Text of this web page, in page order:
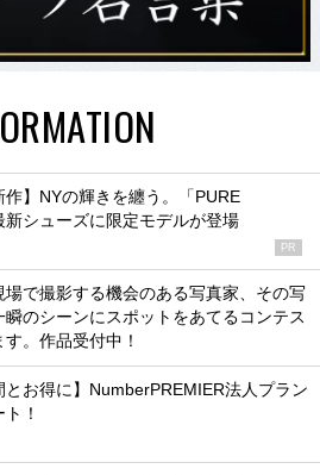
作】NYの輝きを纏う。「PURE
新シューズに限定モデルが登場
PR
場で撮影する機会のある写真家、その写
瞬のシーンにスポットをあてるコンテス
す。作品受付中！
とお得に】NumberPREMIER法人プラン
！